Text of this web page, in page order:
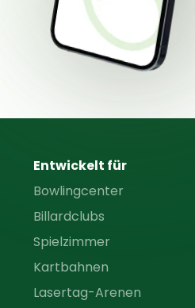
Entwickelt für
Bowlingcenter
Billardclubs
Spielzimmer
Kartbahnen
Lasertag-Arenen